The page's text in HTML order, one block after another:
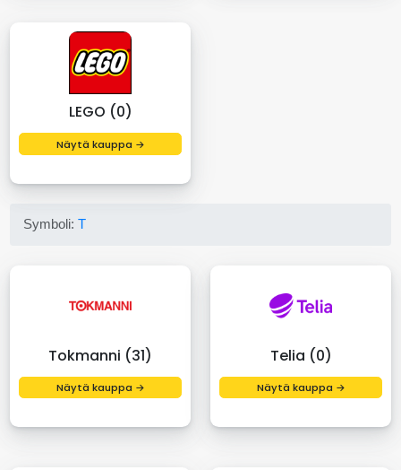
LEGO (0)
Näytä kauppa →
Symboli:T
Tokmanni (31)
Näytä kauppa →
Telia (0)
Näytä kauppa →